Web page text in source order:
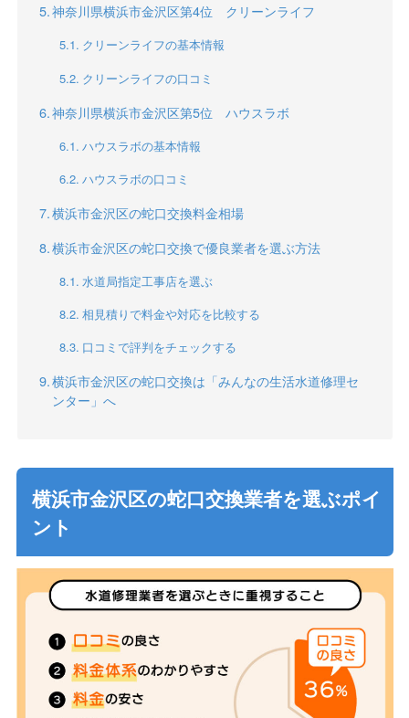
神奈川県横浜市金沢区第4位 クリーンライフ
クリーンライフの基本情報
クリーンライフの口コミ
神奈川県横浜市金沢区第5位 ハウスラボ
ハウスラボの基本情報
ハウスラボの口コミ
横浜市金沢区の蛇口交換料金相場
横浜市金沢区の蛇口交換で優良業者を選ぶ方法
水道局指定工事店を選ぶ
相見積りで料金や対応を比較する
口コミで評判をチェックする
横浜市金沢区の蛇口交換は「みんなの生活水道修理セ
ンター」へ
横浜市金沢区の蛇口交換業者を選ぶポイ
ント